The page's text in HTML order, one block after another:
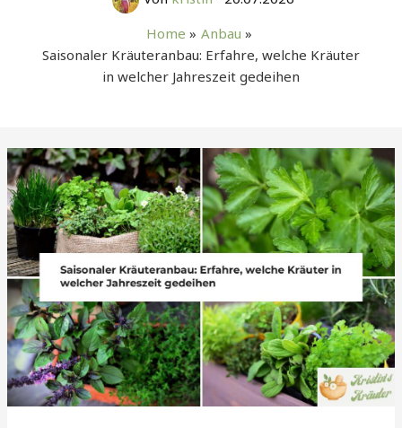
Home
Anbau
Saisonaler Kräuteranbau: Erfahre, welche Kräuter
in welcher Jahreszeit gedeihen